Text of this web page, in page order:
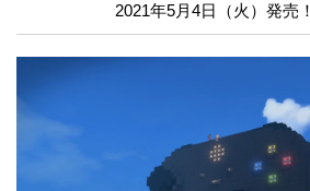
2021年5月4日（火）発売！